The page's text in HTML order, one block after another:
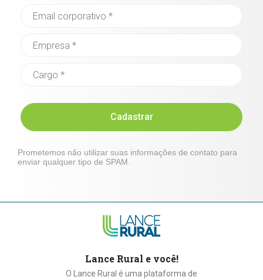
Cadastrar
Prometemos não utilizar suas informações de contato para
enviar qualquer tipo de SPAM.
Lance Rural e você!
O Lance Rural é uma plataforma de